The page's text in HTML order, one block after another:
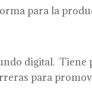
para la
digital.
para